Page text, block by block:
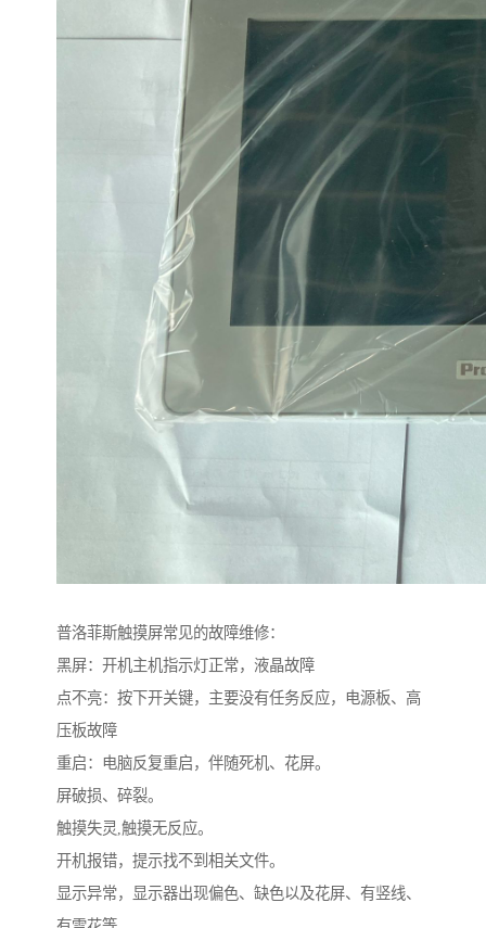
普洛菲斯触摸屏常见的故障维修：
黑屏：开机主机指示灯正常，液晶故障
点不亮：按下开关键，主要没有任务反应，电源板、高
压板故障
重启：电脑反复重启，伴随死机、花屏。
屏破损、碎裂。
触摸失灵,触摸无反应。
开机报错，提示找不到相关文件。
显示异常，显示器出现偏色、缺色以及花屏、有竖线、